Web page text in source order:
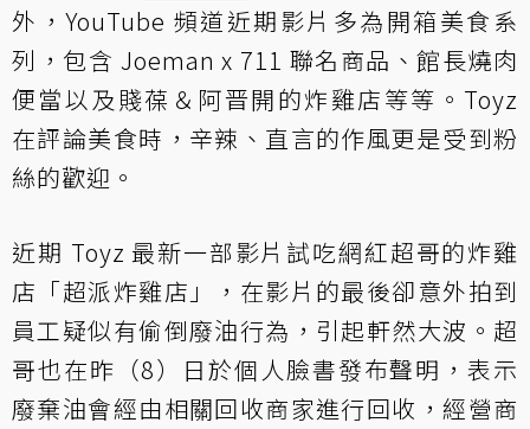
外，YouTube 頻道近期影片多為開箱美食系
列，包含 Joeman x 711 聯名商品、館長燒肉
便當以及賤葆＆阿晋開的炸雞店等等。Toyz
在評論美食時，辛辣、直言的作風更是受到粉
絲的歡迎。
近期 Toyz 最新一部影片試吃網紅超哥的炸雞
店「超派炸雞店」，在影片的最後卻意外拍到
員工疑似有偷倒廢油行為，引起軒然大波。超
哥也在昨（8）日於個人臉書發布聲明，表示
廢棄油會經由相關回收商家進行回收，經營商